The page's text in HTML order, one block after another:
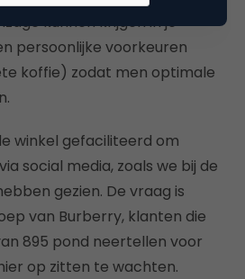
kunnen krijgen in je
persoonlijke voorkeuren
koffie) zodat men optimale
winkel gefaciliteerd om
social media, zoals we bij de
gezien. De vraag is
van Burberry, klanten die
895 pond neertellen voor
op zitten te wachten.